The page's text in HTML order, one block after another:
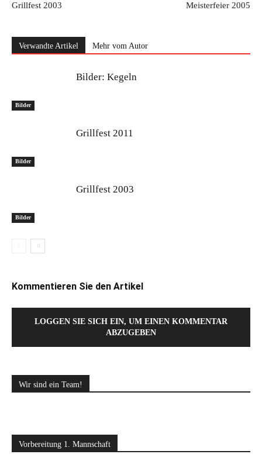
Grillfest 2003 Meisterfeier 2005
Verwandte Artikel Mehr vom Autor
Bilder
Bilder: Kegeln
Bilder
Grillfest 2011
Bilder
Grillfest 2003
Kommentieren Sie den Artikel
LOGGEN SIE SICH EIN, UM EINEN KOMMENTAR
ABZUGEBEN
Wir sind ein Team!
Vorbereitung 1. Mannschaft